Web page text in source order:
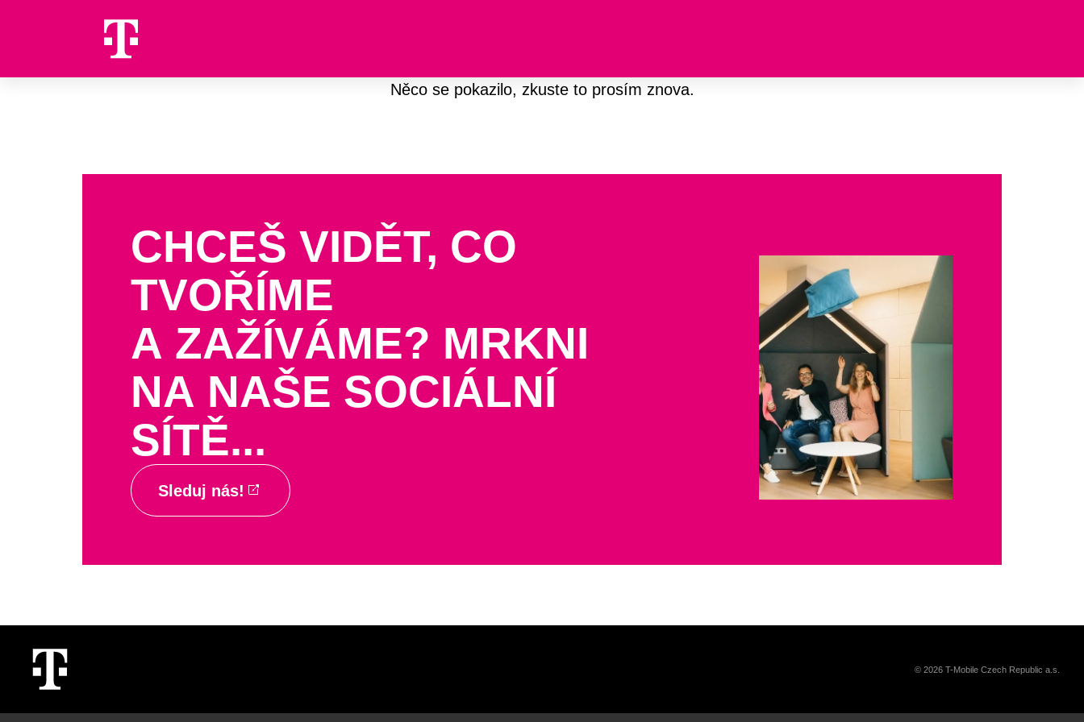
Něco se pokazilo, zkuste to prosím znova.
CHCEŠ VIDĚT, CO
TVOŘÍME
A ZAŽÍVÁME? MRKNI
NA NAŠE SOCIÁLNÍ
SÍTĚ...
Sleduj nás!
© 2026 T-Mobile Czech Republic a.s.